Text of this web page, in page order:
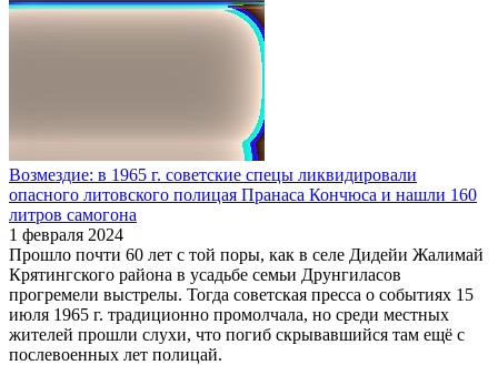
Возмездие: в 1965 г. советские спецы ликвидировали
опасного литовского полицая Пранаса Кончюса и нашли 160
литров самогона
1 февраля 2024
Прошло почти 60 лет с той поры, как в селе Дидейи Жалимай
Крятингского района в усадьбе семьи Друнгиласов
прогремели выстрелы. Тогда советская пресса о событиях 15
июля 1965 г. традиционно промолчала, но среди местных
жителей прошли слухи, что погиб скрывавшийся там ещё с
послевоенных лет полицай.